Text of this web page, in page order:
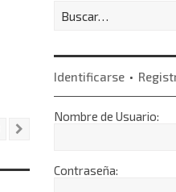
Identificarse •
Nombre de Usuario:
Contraseña: